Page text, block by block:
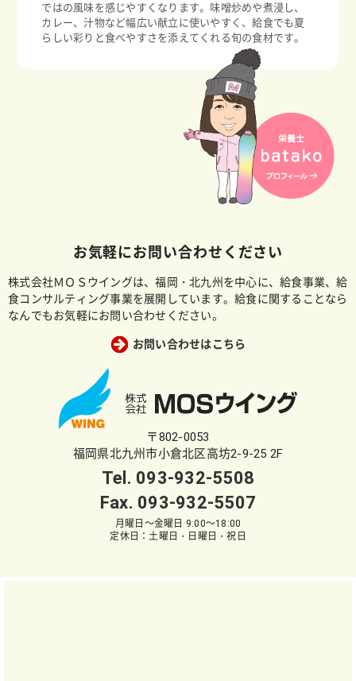
ではの風味を感じやすくなります。味噌炒めや煮浸し、
カレー、汁物など幅広い献立に使いやすく、給食でも夏
らしい彩りと食べやすさを添えてくれる旬の食材です。
お気軽にお問い合わせください
株式会社ＭＯＳウイングは、福岡・北九州を中心に、給食事業、給
食コンサルティング事業を展開しています。給食に関することなら
なんでもお気軽にお問い合わせください。
お問い合わせはこちら
〒802-0053
福岡県北九州市小倉北区高坊2-9-25 2F
Tel. 093-932-5508
Fax. 093-932-5507
月曜日～金曜日 9:00～18:00
定休日：土曜日・日曜日・祝日